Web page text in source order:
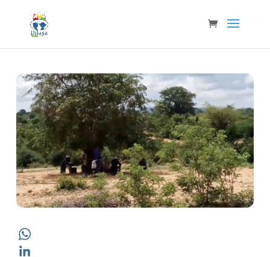
2 huertos en Tete
WhatsApp